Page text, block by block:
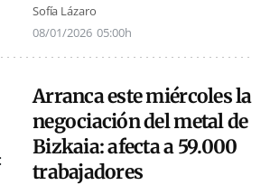
Sofía Lázaro
08/01/2026 05:00h
Arranca este miércoles la
negociación del metal de
Bizkaia: afecta a 59.000
trabajadores